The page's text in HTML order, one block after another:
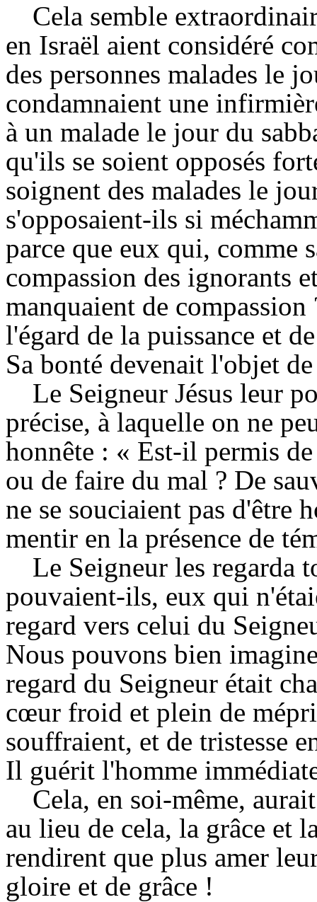
Cela semble
en Israël aient considéré
des personnes malades le
condamnaient une
à un malade le jour du
qu'ils se soient opposés
soignent des malades le
s'opposaient-ils si
parce que eux qui, comme
compassion des ignorants
manquaient de
l'égard de la puissance et
Sa bonté devenait l'objet
Le Seigneur Jésus leur
précise, à laquelle on ne
honnête : « Est-il permis
ou de faire du mal ? De
ne se souciaient pas d'être
mentir en la présence de
Le Seigneur les regarda
pouvaient-ils, eux qui
regard vers celui du
Nous pouvons bien
regard du Seigneur était
cœur froid et plein de
souffraient, et de tristesse
Il guérit l'homme
Cela, en soi-même,
au lieu de cela, la grâce et
rendirent que plus amer
gloire et de grâce !